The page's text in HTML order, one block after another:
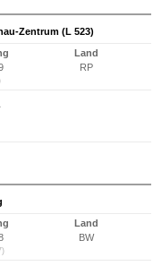
Zentrum (L 523)
Land
RP
Land
BW